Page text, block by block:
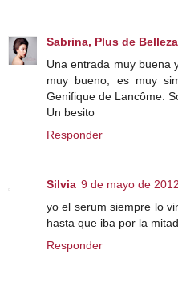
Sabrina, Plus de Belleza
Una entrada muy buena
muy bueno, es muy
Genifique de Lancôme.
Un besito
Responder
Silvia 9 de mayo de
yo el serum siempre lo
hasta que iba por la
Responder